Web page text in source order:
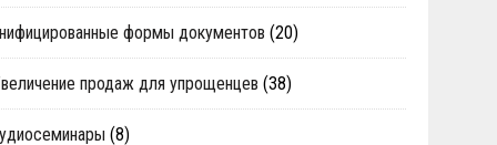
формы документов (20)
продаж для упрощенцев (38)
(8)